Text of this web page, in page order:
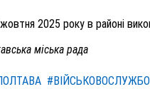
2025 року в районі
міська рада